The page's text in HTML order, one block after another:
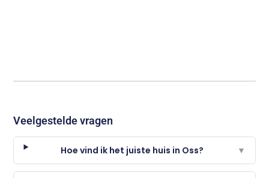
Veelgestelde vragen
Hoe vind ik het juiste huis in Oss? ▼